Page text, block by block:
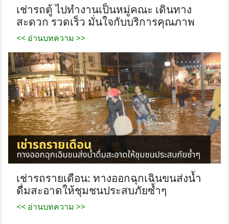
เช่ารถตู้ ไปทำงานเป็นหมู่คณะ เดินทาง
สะดวก รวดเร็ว มั่นใจกับบริการคุณภาพ
<< อ่านบทความ >>
เช่ารถรายเดือน: ทางออกฉุกเฉินขนส่งน้ำ
ดื่มสะอาดให้ชุมชนประสบภัยซ้ำๆ
<< อ่านบทความ >>